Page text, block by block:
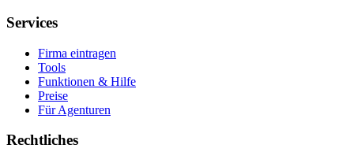
Services
Firma eintragen
Tools
Funktionen & Hilfe
Preise
Für Agenturen
Rechtliches